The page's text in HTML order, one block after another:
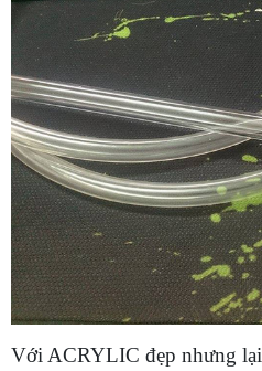
Với ACRYLIC đẹp nhưng